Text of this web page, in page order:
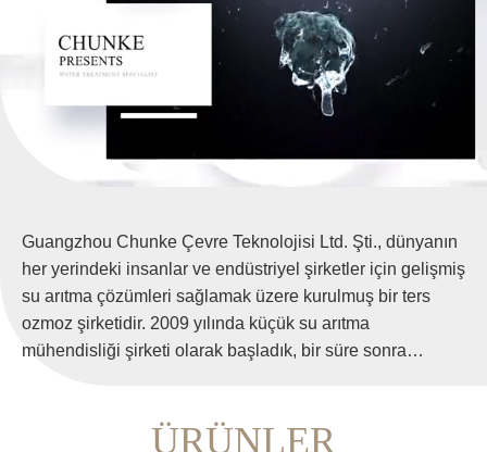
Guangzhou Chunke Çevre Teknolojisi Ltd. Şti., dünyanın
her yerindeki insanlar ve endüstriyel şirketler için gelişmiş
su arıtma çözümleri sağlamak üzere kurulmuş bir ters
ozmoz şirketidir. 2009 yılında küçük su arıtma
mühendisliği şirketi olarak başladık, bir süre sonra
pazar lideri üretici haline geldik. Şu anda ro su arıtma
ÜRÜNLER